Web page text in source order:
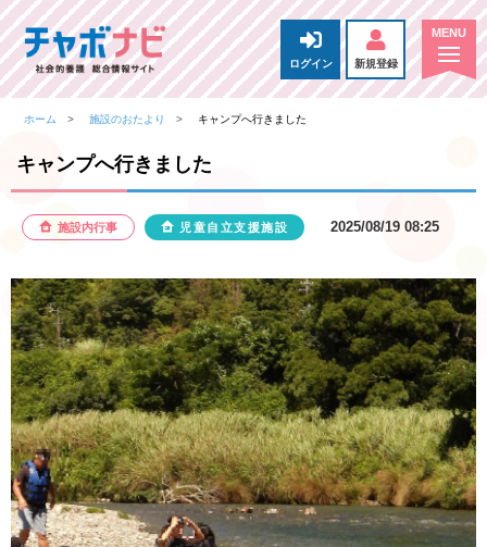
ログイン 新規登録
ホーム 施設のおたより キャンプへ行きました
キャンプへ行きました
施設内行事 児童自立支援施設 2025/08/19 08:25